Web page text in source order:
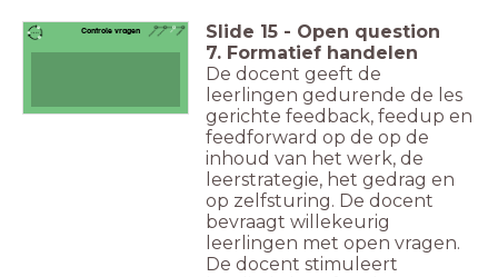
Controle vragen Slide 15 - Open question
7. Formatief handelen
De docent geeft de
leerlingen gedurende de les
gerichte feedback, feedup en
feedforward op de op de
inhoud van het werk, de
leerstrategie, het gedrag en
op zelfsturing. De docent
bevraagt willekeurig
leerlingen met open vragen.
De docent stimuleert